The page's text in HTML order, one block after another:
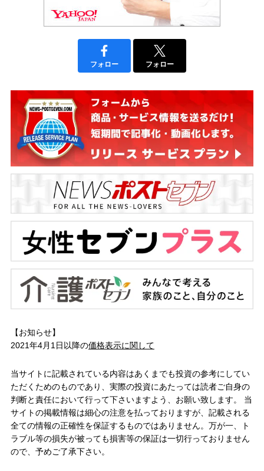
フォロー フォロー
【お知らせ】
2021年4月1日以降の価格表示に関して
当サイトに記載されている内容はあくまでも投資の参考にしてい
ただくためのものであり、実際の投資にあたっては読者ご自身の
判断と責任において行って下さいますよう、お願い致します。 当
サイトの掲載情報は細心の注意を払っておりますが、記載される
全ての情報の正確性を保証するものではありません。万が一、ト
ラブル等の損失が被っても損害等の保証は一切行っておりません
ので、予めご了承下さい。